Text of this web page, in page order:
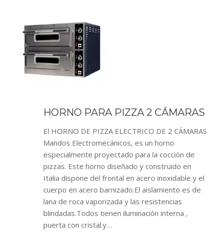
HORNO PARA PIZZA 2 CÁMARAS
El HORNO DE PIZZA ELECTRICO DE 2 CÁMARAS
Mandos Electromecánicos, es un horno
especialmente proyectado para la cocción de
pizzas. Este horno diseñado y construido en
Italia dispone del frontal en acero inoxidable y el
cuerpo en acero barnizado.El aislamiento es de
lana de roca vaporizada y las resistencias
blindadas.Todos tienen iluminación interna ,
puerta con cristal.y…